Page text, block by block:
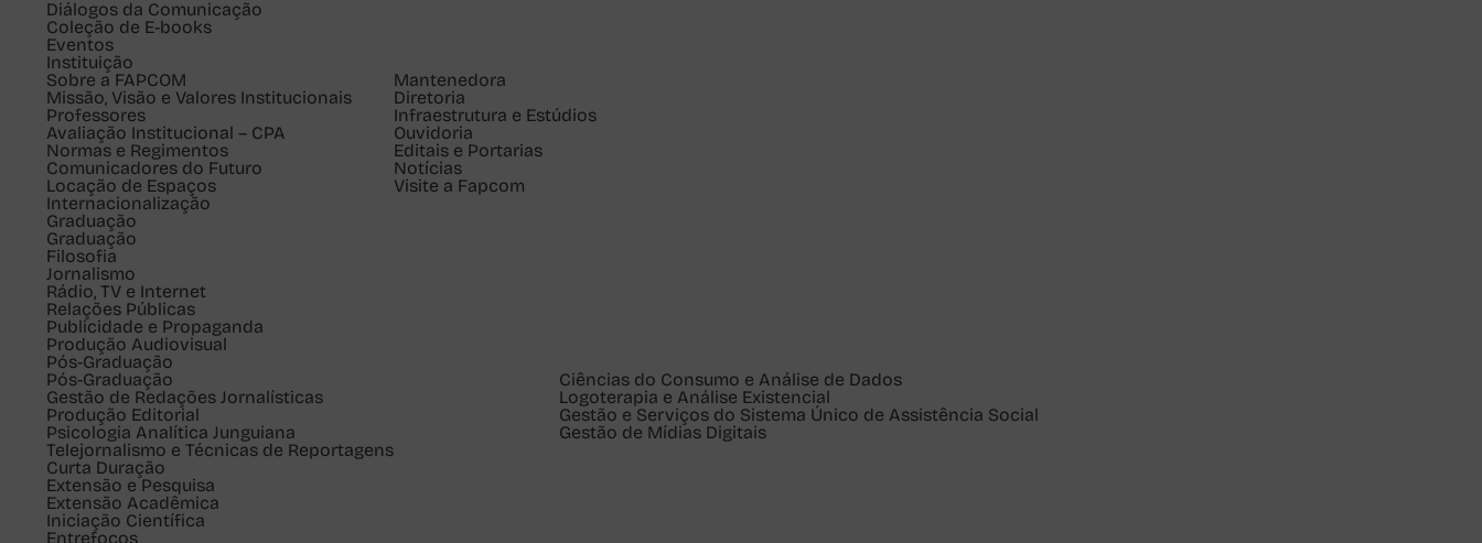
Diálogos da Comunicação
Coleção de E-books
Eventos
Instituição
Sobre a FAPCOM
Mantenedora
Missão, Visão e Valores Institucionais
Diretoria
Professores
Infraestrutura e Estúdios
Avaliação Institucional – CPA
Ouvidoria
Normas e Regimentos
Editais e Portarias
Comunicadores do Futuro
Notícias
Locação de Espaços
Visite a Fapcom
Internacionalização
Graduação
Graduação
Filosofia
Jornalismo
Rádio, TV e Internet
Relações Públicas
Publicidade e Propaganda
Produção Audiovisual
Pós-Graduação
Pós-Graduação
Ciências do Consumo e Análise de Dados
Gestão de Redações Jornalísticas
Logoterapia e Análise Existencial
Produção Editorial
Gestão e Serviços do Sistema Único de Assistência Social
Psicologia Analítica Junguiana
Gestão de Mídias Digitais
Telejornalismo e Técnicas de Reportagens
Curta Duração
Extensão e Pesquisa
Extensão Acadêmica
Iniciação Científica
Entrefocos